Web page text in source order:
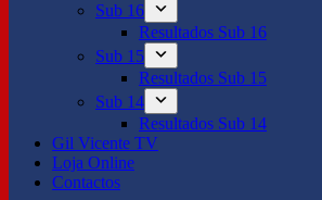
Sub 16
Resultados Sub 16
Sub 15
Resultados Sub 15
Sub 14
Resultados Sub 14
Gil Vicente TV
Loja Online
Contactos